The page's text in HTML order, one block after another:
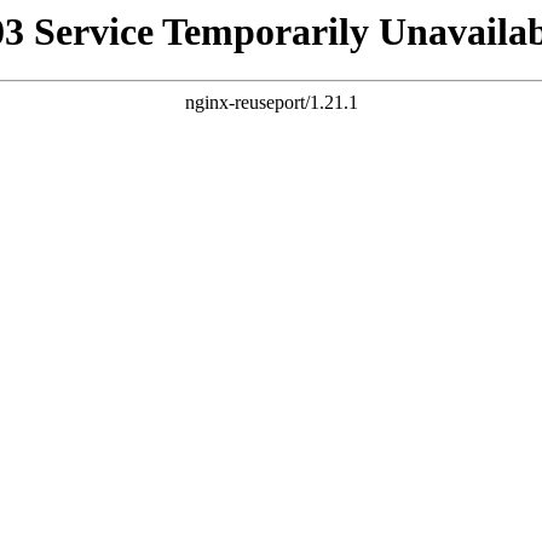
Service Temporarily
nginx-reuseport/1.21.1